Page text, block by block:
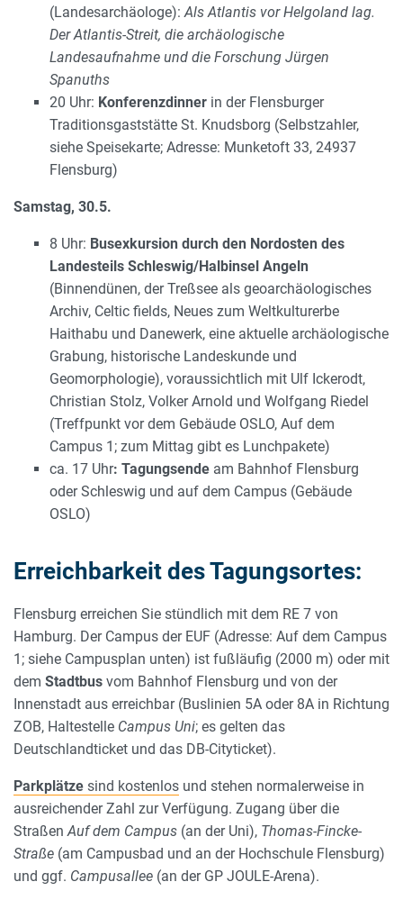
(Landesarchäologe):Als Atlantis vor Helgoland lag.
Der Atlantis-Streit, die archäologische
Landesaufnahme und die Forschung Jürgen
Spanuths
20 Uhr: Konferenzdinner in der Flensburger
Traditionsgaststätte St. Knudsborg (Selbstzahler,
siehe Speisekarte; Adresse: Munketoft 33, 24937
Flensburg)
Samstag, 30.5.
8 Uhr: Busexkursion durch den Nordosten des
Landesteils Schleswig/Halbinsel Angeln
(Binnendünen, der Treßsee als geoarchäologisches
Archiv, Celtic fields, Neues zum Weltkulturerbe
Haithabu und Danewerk, eine aktuelle archäologische
Grabung, historische Landeskunde und
Geomorphologie), voraussichtlich mit Ulf Ickerodt,
Christian Stolz, Volker Arnold und Wolfgang Riedel
(Treffpunkt vor dem Gebäude OSLO, Auf dem
Campus 1; zum Mittag gibt es Lunchpakete)
ca. 17 Uhr: Tagungsende am Bahnhof Flensburg
oder Schleswig und auf dem Campus (Gebäude
OSLO)
Erreichbarkeit des Tagungsortes:
Flensburg erreichen Sie stündlich mit dem RE 7 von
Hamburg. Der Campus der EUF (Adresse: Auf dem Campus
1; siehe Campusplan unten) ist fußläufig (2000 m) oder mit
dem Stadtbus vom Bahnhof Flensburg und von der
Innenstadt aus erreichbar (Buslinien 5A oder 8A in Richtung
ZOB, Haltestelle Campus Uni; es gelten das
Deutschlandticket und das DB-Cityticket).
Parkplätze sind kostenlos und stehen normalerweise in
ausreichender Zahl zur Verfügung. Zugang über die
StraßenAuf dem Campus (an der Uni), Thomas-Fincke-
Straße (am Campusbad und an der Hochschule Flensburg)
und ggf. Campusallee (an der GP JOULE-Arena).